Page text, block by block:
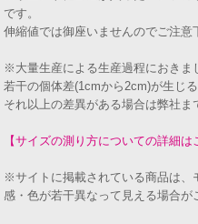
です。
伸縮値では御座いませんのでご注意
※大量生産による生産過程におきま
若干の個体差(1cmから2cm)が生じ
それ以上の差異がある場合は弊社ま
【サイズの測り方についての詳細は
※サイトに掲載されている商品は、
感・色が若干異なって見える場合が